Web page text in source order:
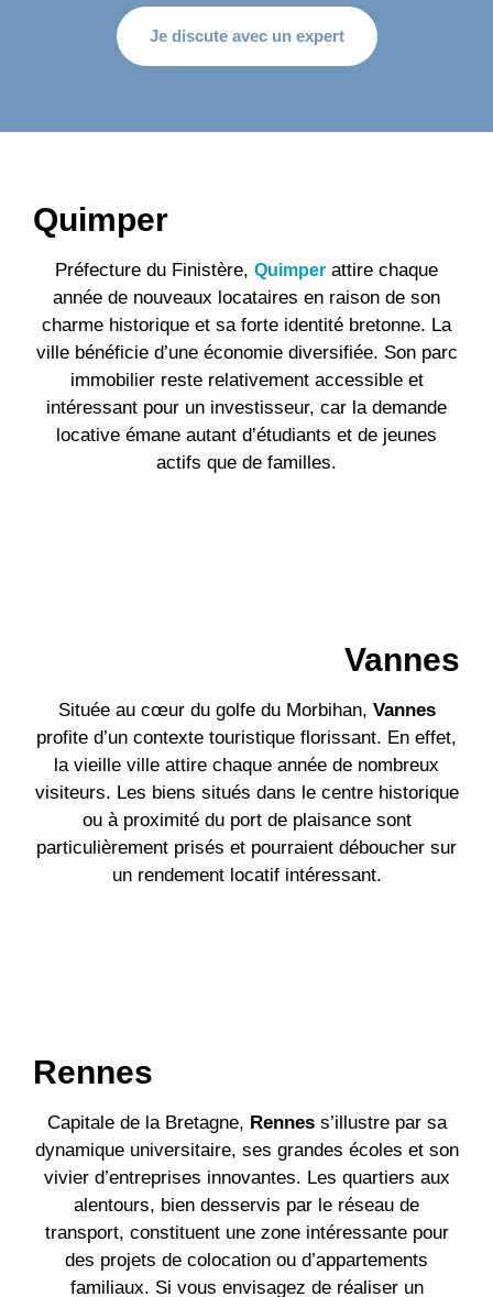
Je discute avec un expert
Quimper
Préfecture du Finistère, Quimper attire chaque
année de nouveaux locataires en raison de son
charme historique et sa forte identité bretonne. La
ville bénéficie d’une économie diversifiée. Son parc
immobilier reste relativement accessible et
intéressant pour un investisseur, car la demande
locative émane autant d’étudiants et de jeunes
actifs que de familles.
Vannes
Située au cœur du golfe du Morbihan, Vannes
profite d’un contexte touristique florissant. En effet,
la vieille ville attire chaque année de nombreux
visiteurs. Les biens situés dans le centre historique
ou à proximité du port de plaisance sont
particulièrement prisés et pourraient déboucher sur
un rendement locatif intéressant.
Rennes
Capitale de la Bretagne, Renness’illustre par sa
dynamique universitaire, ses grandes écoles et son
vivier d’entreprises innovantes. Les quartiers aux
alentours, bien desservis par le réseau de
transport, constituent une zone intéressante pour
des projets de colocation ou d’appartements
familiaux. Si vous envisagez de réaliser un